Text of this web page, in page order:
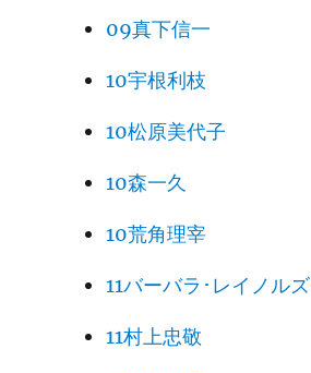
09真下信一
10宇根利枝
10松原美代子
10森一久
10荒角理宰
11バーバラ･レイノルズ
11村上忠敬